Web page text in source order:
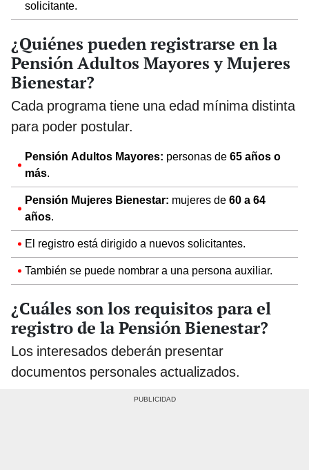
solicitante.
¿Quiénes pueden registrarse en la
Pensión Adultos Mayores y Mujeres
Bienestar?
Cada programa tiene una edad mínima distinta
para poder postular.
Pensión Adultos Mayores: personas de 65 años o
más.
Pensión Mujeres Bienestar: mujeres de 60 a 64
años.
El registro está dirigido a nuevos solicitantes.
También se puede nombrar a una persona auxiliar.
¿Cuáles son los requisitos para el
registro de la Pensión Bienestar?
Los interesados deberán presentar
documentos personales actualizados.